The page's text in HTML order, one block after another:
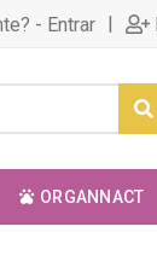
- Entrar |
ORGANNACT